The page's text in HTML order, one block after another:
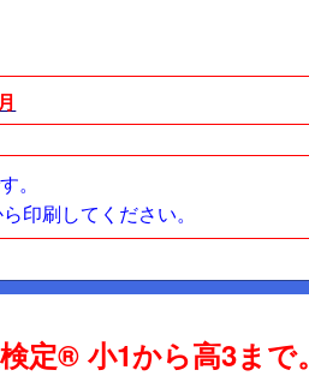
。
印刷してください。
定® 小1から高3まで。